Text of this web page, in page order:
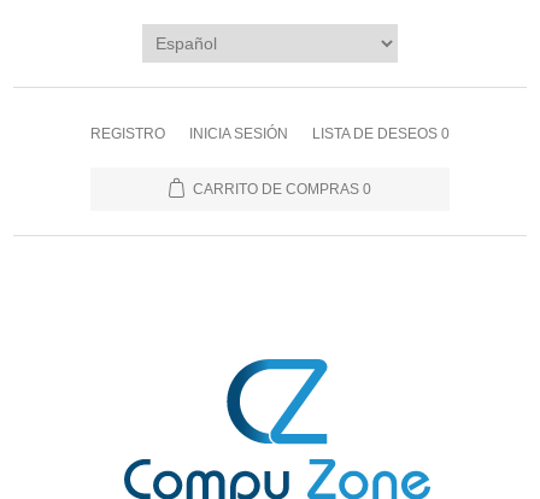
REGISTRO INICIA SESIÓN LISTA DE DESEOS 0
CARRITO DE COMPRAS 0